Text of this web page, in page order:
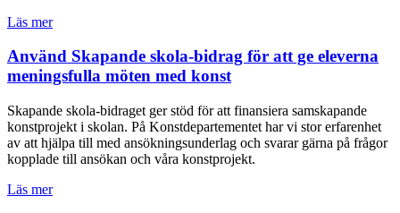
Läs mer
Använd Skapande skola-bidrag för att ge eleverna
meningsfulla möten med konst
Skapande skola-bidraget ger stöd för att finansiera samskapande
konstprojekt i skolan. På Konstdepartementet har vi stor erfarenhet
av att hjälpa till med ansökningsunderlag och svarar gärna på frågor
kopplade till ansökan och våra konstprojekt.
Läs mer